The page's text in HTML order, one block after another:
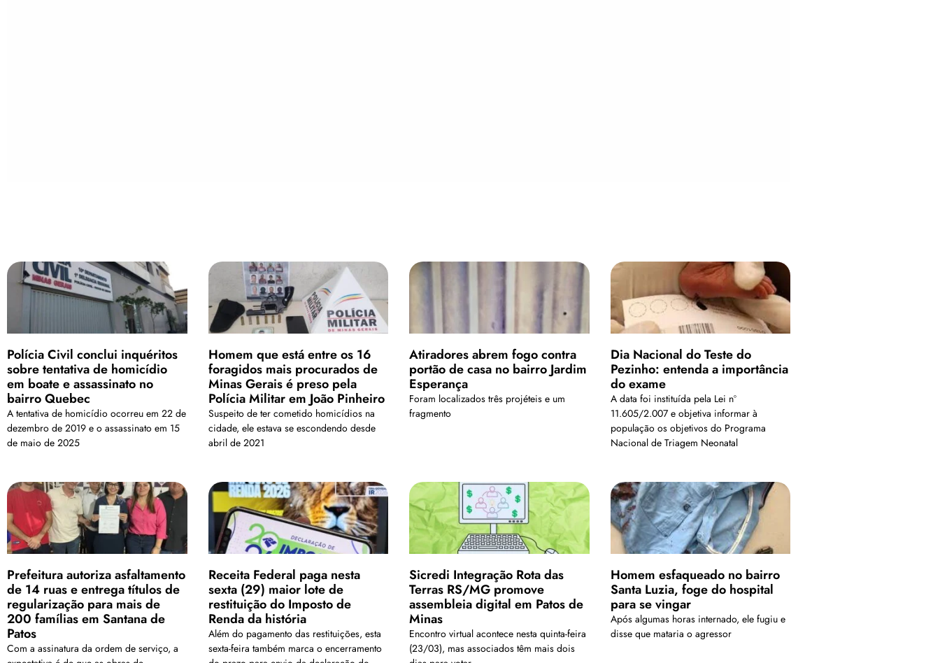
Polícia Civil conclui inquéritos
sobre tentativa de homicídio
em boate e assassinato no
bairro Quebec
A tentativa de homicídio ocorreu em 22 de
dezembro de 2019 e o assassinato em 15
de maio de 2025
Homem que está entre os 16
foragidos mais procurados de
Minas Gerais é preso pela
Polícia Militar em João Pinheiro
Suspeito de ter cometido homicídios na
cidade, ele estava se escondendo desde
abril de 2021
Atiradores abrem fogo contra
portão de casa no bairro Jardim
Esperança
Foram localizados três projéteis e um
fragmento
Dia Nacional do Teste do
Pezinho: entenda a importância
do exame
A data foi instituída pela Lei nº
11.605/2.007 e objetiva informar à
população os objetivos do Programa
Nacional de Triagem Neonatal
Prefeitura autoriza asfaltamento
de 14 ruas e entrega títulos de
regularização para mais de
200 famílias em Santana de
Patos
Com a assinatura da ordem de serviço, a
Receita Federal paga nesta
sexta (29) maior lote de
restituição do Imposto de
Renda da história
Além do pagamento das restituições, esta
sexta-feira também marca o encerramento
Sicredi Integração Rota das
Terras RS/MG promove
assembleia digital em Patos de
Minas
Encontro virtual acontece nesta quinta-feira
(23/03), mas associados têm mais dois
Homem esfaqueado no bairro
Santa Luzia, foge do hospital
para se vingar
Após algumas horas internado, ele fugiu e
disse que mataria o agressor